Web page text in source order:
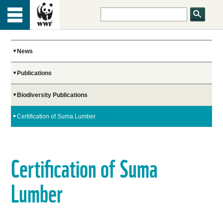
Menu
HOME
ABOUT US
OUR WORK
PEOPLE
GET INVOLVED
TOP
News
Publications
Biodiversity Publications
Certification of Suma Lumber
Certification of Suma
Lumber